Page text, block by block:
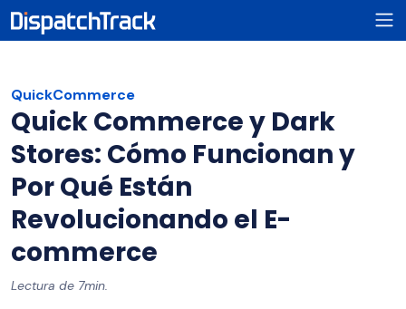
QuickCommerce
Quick Commerce y Dark
Stores: Cómo Funcionan y
Por Qué Están
Revolucionando el E-
commerce
Lectura de 7min.